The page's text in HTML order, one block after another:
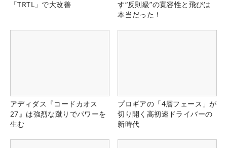
「TRTL」で大改善
す“反則級”の寛容性と飛びは
本当だった！
アディダス『コードカオス
27』は強烈な蹴りでパワーを
生む
プロギアの「4層フェース」が
切り開く高初速ドライバーの
新時代